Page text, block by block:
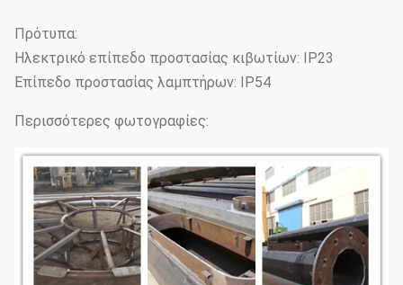
Πρότυπα:
Ηλεκτρικό επίπεδο προστασίας κιβωτίων: IP23
Επίπεδο προστασίας λαμπτήρων: IP54
Περισσότερες φωτογραφίες: